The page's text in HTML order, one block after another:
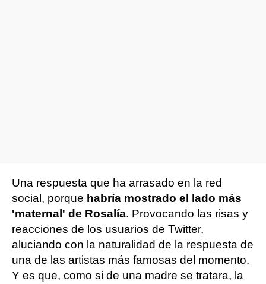
Una respuesta que ha arrasado en la red
social, porque habría mostrado el lado más
'maternal' de Rosalía. Provocando las risas y
reacciones de los usuarios de Twitter,
aluciando con la naturalidad de la respuesta de
una de las artistas más famosas del momento.
Y es que, como si de una madre se tratara, la